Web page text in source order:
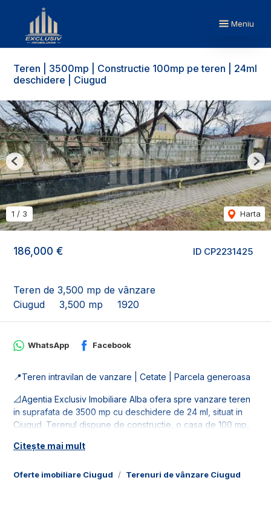
Meniu
Teren | 3500mp | Constructie 100mp pe teren | 24ml
deschidere | Ciugud
ID CP2231425
186,000 €
Teren de 3,500 mp de vânzare
Ciugud
3,500 mp 1920
1 / 3 Harta
Previous
Oferte imobiliare Ciugud Terenuri de vânzare Ciugud
WhatsApp Facebook
📍Teren intravilan de vanzare | Cetate | Parcela generoasa
📐Agentia Exclusiv Imobiliare Alba ofera spre vanzare teren
in suprafata de 3500 mp cu deschidere de 24 ml, situat in
Ciugud. Terenul dispune de constructie, o casa de 100 mp,
canalizare. Este la asfalt.
Citește mai mult